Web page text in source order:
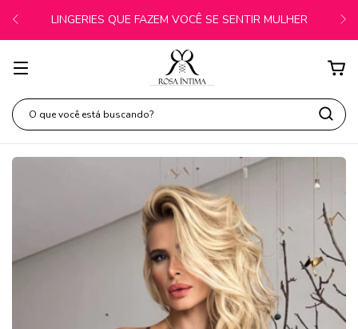
LINGERIES QUE FAZEM VOCÊ SE SENTIR MULHER